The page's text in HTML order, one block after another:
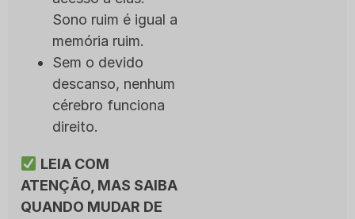
Sono ruim é igual a
memória ruim.
Sem o devido
descanso, nenhum
cérebro funciona
direito.
LEIA COM
ATENÇÃO, MAS SAIBA
QUANDO MUDAR DE